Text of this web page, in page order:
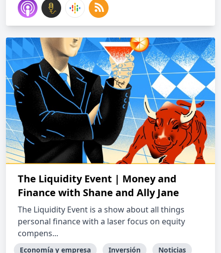
The Liquidity Event | Money and
Finance with Shane and Ally Jane
The Liquidity Event is a show about all things
personal finance with a laser focus on equity
compens...
Economía y empresa Inversión Noticias